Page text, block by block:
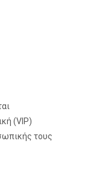
(VIP)
τους